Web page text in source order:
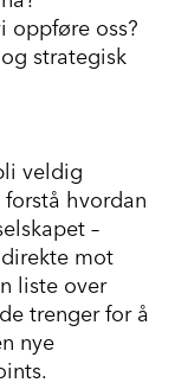
oppføre oss?
strategisk
veldig
forstå hvordan
–
mot
liste over
trenger for å
nye